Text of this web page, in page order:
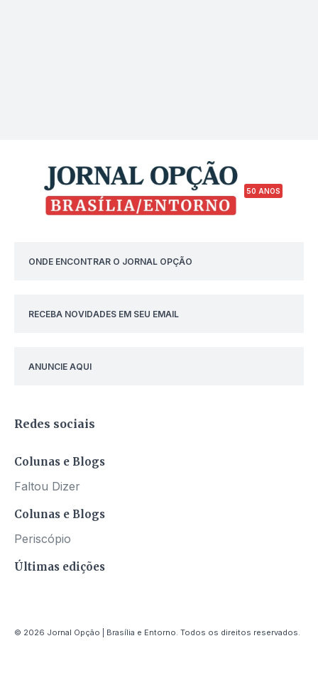
50 ANOS
ONDE ENCONTRAR O JORNAL OPÇÃO
RECEBA NOVIDADES EM SEU EMAIL
ANUNCIE AQUI
Redes sociais
Colunas e Blogs
Faltou Dizer
Colunas e Blogs
Periscópio
Últimas edições
© 2026 Jornal Opção | Brasília e Entorno. Todos os direitos reservados.